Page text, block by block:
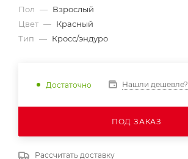
Пол — Взрослый
Цвет — Красный
Тип — Кросс/эндуро
Достаточно Нашли дешевле?
ПОД ЗАКАЗ
Рассчитать доставку